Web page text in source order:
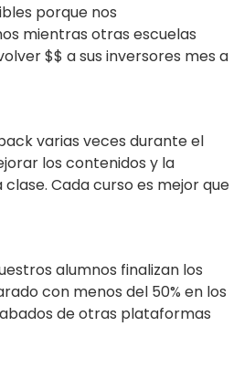
porque nos
mientras otras escuelas
$$ a sus inversores mes a
varias veces durante el
los contenidos y la
Cada curso es mejor que
alumnos finalizan los
con menos del 50% en los
de otras plataformas